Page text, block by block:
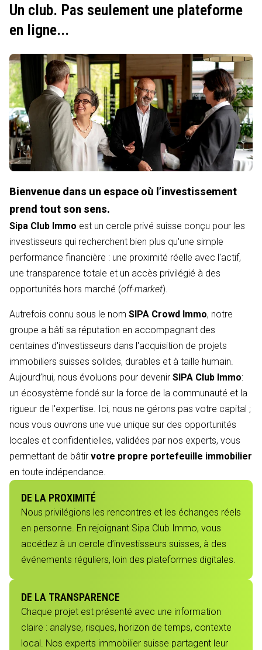
Un club. Pas seulement une plateforme
en ligne...
Bienvenue dans un espace où l’investissement
prend tout son sens.
Sipa Club Immo est un cercle privé suisse conçu pour les
investisseurs qui recherchent bien plus qu'une simple
performance financière : une proximité réelle avec l'actif,
une transparence totale et un accès privilégié à des
opportunités hors marché (off-market).
Autrefois connu sous le nom SIPA Crowd Immo, notre
groupe a bâti sa réputation en accompagnant des
centaines d'investisseurs dans l'acquisition de projets
immobiliers suisses solides, durables et à taille humain.
Aujourd’hui, nous évoluons pour devenir SIPA Club Immo:
un écosystème fondé sur la force de la communauté et la
rigueur de l'expertise. Ici, nous ne gérons pas votre capital ;
nous vous ouvrons une vue unique sur des opportunités
locales et confidentielles, validées par nos experts, vous
permettant de bâtir votre propre portefeuille immobilier
en toute indépendance.
DE LA PROXIMITÉ
Nous privilégions les rencontres et les échanges réels
en personne. En rejoignant Sipa Club Immo, vous
accédez à un cercle d’investisseurs suisses, à des
événements réguliers, loin des plateformes digitales.
DE LA TRANSPARENCE
Chaque projet est présenté avec une information
claire : analyse, risques, horizon de temps, contexte
local. Nos experts immobilier suisse partagent leur